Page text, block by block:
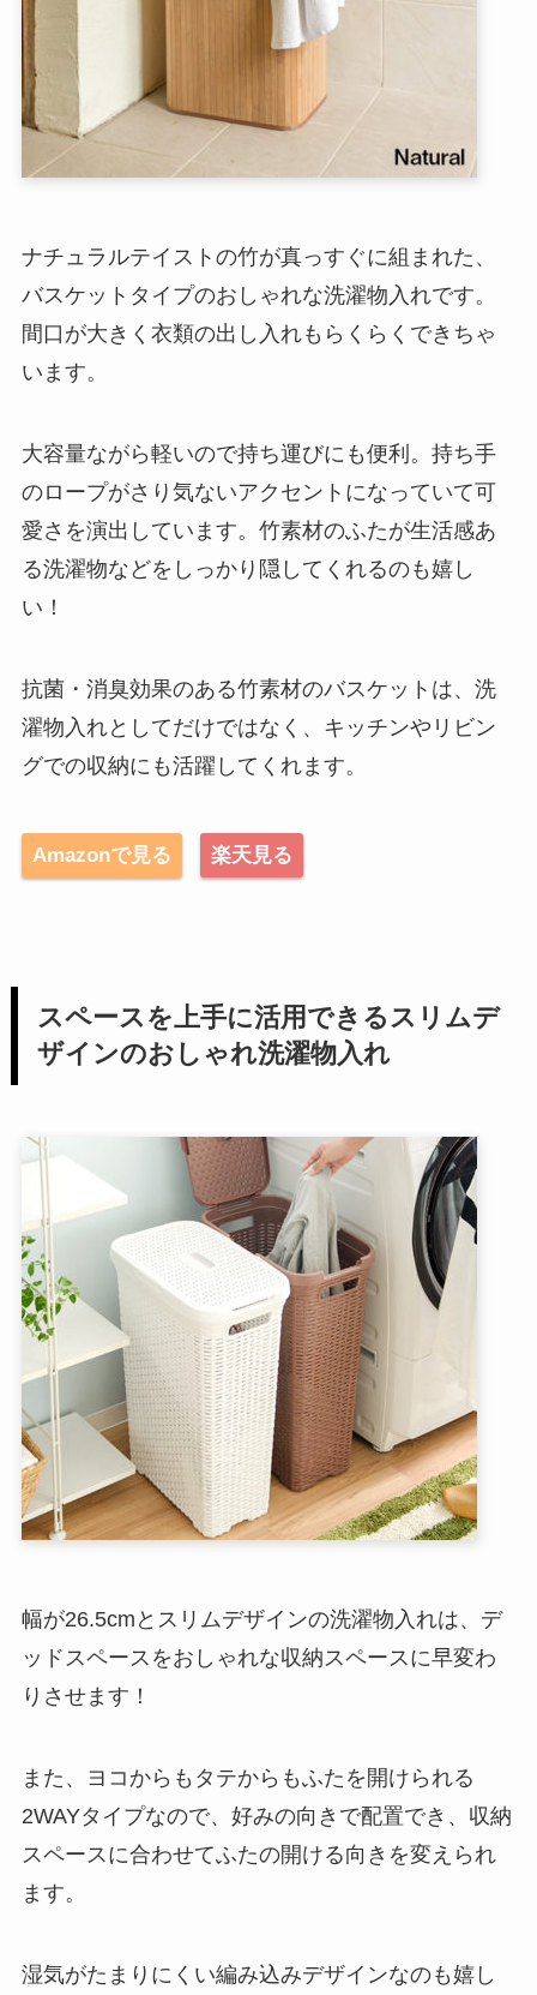
ナチュラルテイストの竹が真っすぐに組まれた、
バスケットタイプのおしゃれな洗濯物入れです。
間口が大きく衣類の出し入れもらくらくできちゃ
います。
大容量ながら軽いので持ち運びにも便利。持ち手
のロープがさり気ないアクセントになっていて可
愛さを演出しています。竹素材のふたが生活感あ
る洗濯物などをしっかり隠してくれるのも嬉し
い！
抗菌・消臭効果のある竹素材のバスケットは、洗
濯物入れとしてだけではなく、キッチンやリビン
グでの収納にも活躍してくれます。
Amazonで見る 楽天見る
スペースを上手に活用できるスリムデ
ザインのおしゃれ洗濯物入れ
幅が26.5cmとスリムデザインの洗濯物入れは、デ
ッドスペースをおしゃれな収納スペースに早変わ
りさせます！
また、ヨコからもタテからもふたを開けられる
2WAYタイプなので、好みの向きで配置でき、収納
スペースに合わせてふたの開ける向きを変えられ
ます。
湿気がたまりにくい編み込みデザインなのも嬉し